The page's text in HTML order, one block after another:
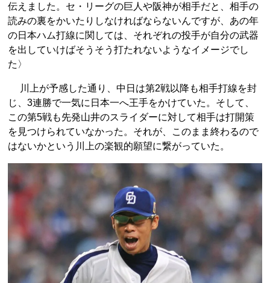
伝えました。セ・リーグの巨人や阪神が相手だと、相手の
読みの裏をかいたりしなければならないんですが、あの年
の日本ハム打線に関しては、それぞれの投手が自分の武器
を出していけばそうそう打たれないようなイメージでし
た〉
川上が予感した通り、中日は第2戦以降も相手打線を封
じ、3連勝で一気に日本一へ王手をかけていた。そして、
この第5戦も先発山井のスライダーに対して相手は打開策
を見つけられていなかった。それが、このまま終わるので
はないかという川上の楽観的願望に繋がっていた。